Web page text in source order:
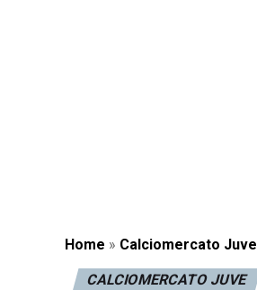
Home » Calciomercato Juve
CALCIOMERCATO JUVE